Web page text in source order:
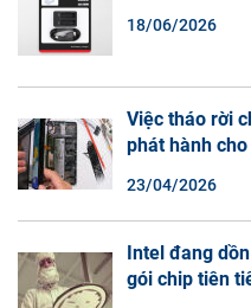
18/06/2026
Việc tháo rời
phát hành
23/04/2026
Intel đang
gói chip tiên